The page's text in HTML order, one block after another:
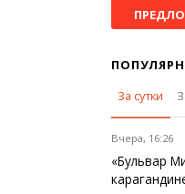
За сутки
Вчера, 16:26
«Бульвар